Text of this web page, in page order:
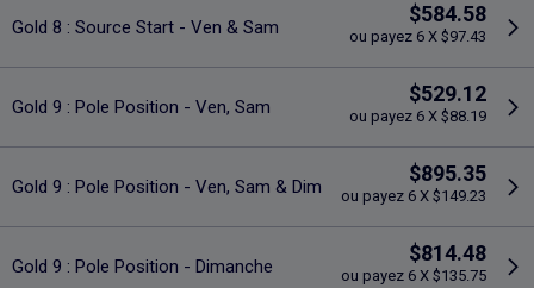
Gold 8 : Source Start - Ven & Sam
$584.58
ou payez 6 X $97.43
Gold 9 : Pole Position - Ven, Sam
$529.12
ou payez 6 X $88.19
Gold 9 : Pole Position - Ven, Sam & Dim
$895.35
ou payez 6 X $149.23
Gold 9 : Pole Position - Dimanche
$814.48
ou payez 6 X $135.75